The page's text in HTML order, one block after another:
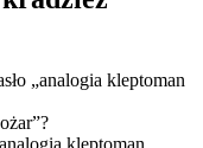
„analogia kleptoman